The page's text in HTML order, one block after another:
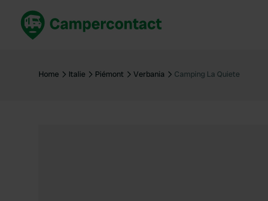
France
France
Home Italie Piémont Verbania Camping La Quiete